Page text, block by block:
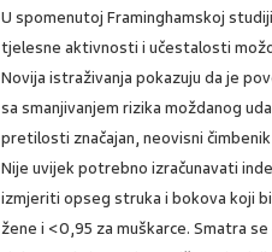
U spomenutoj Framinghamskoj
tjelesne aktivnosti i učestalosti
Novija istraživanja pokazuju da je
sa smanjivanjem rizika moždanog
pretilosti značajan, neovisni
Nije uvijek potrebno izračunavati
izmjeriti opseg struka i bokova koji
žene i <0,95 za muškarce. Smatra